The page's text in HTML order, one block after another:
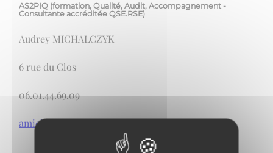
AS2PIQ (formation, Qualité, Audit, Accompagnement -
Consultante accréditée QSE.RSE)
Audrey MICHALCZYK
6 rue du Clos
06.01.44.69.09
amichalczyk@as2piq.com